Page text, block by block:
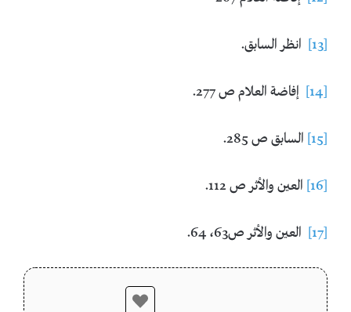
[13] انظر السابق.
[14] إفاضة العلام ص 277.
[15] السابق ص 285.
[16] العين والأثر ص 112.
[17] العين والأثر ص63، 64.